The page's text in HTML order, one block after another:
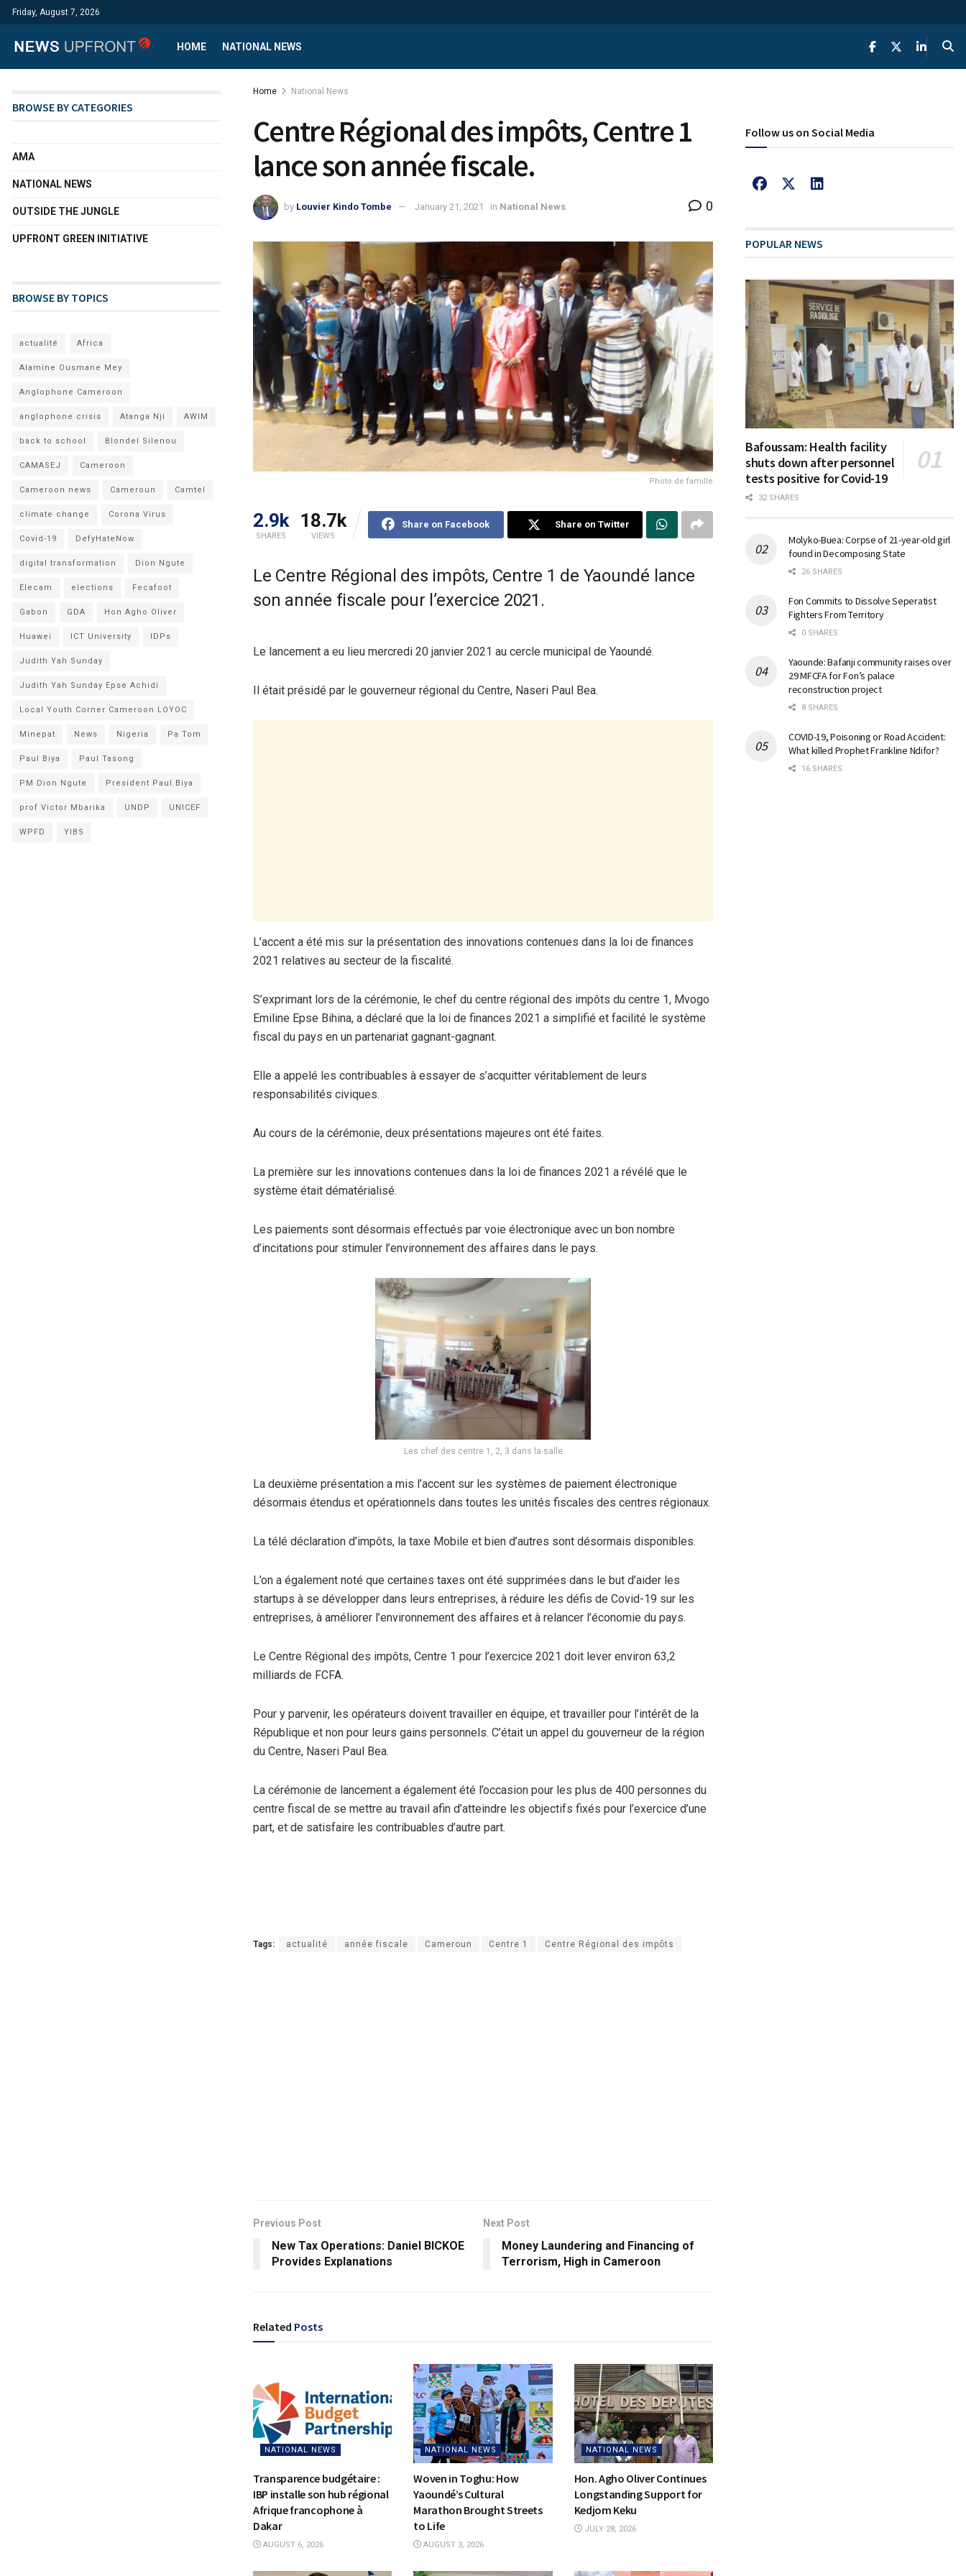
Friday, August 7, 2026
HOME NATIONAL NEWS
Home National News
Centre Régional des impôts, Centre 1
lance son année fiscale.
by Louvier Kindo Tombe January 21, 2021 in National News 0
Photo de famille
2.9k
SHARES
18.7k
VIEWS
Share on Facebook Share on Twitter
Le Centre Régional des impôts, Centre 1 de Yaoundé lance
son année fiscale pour l’exercice 2021.
Le lancement a eu lieu mercredi 20 janvier 2021 au cercle municipal de Yaoundé.
Il était présidé par le gouverneur régional du Centre, Naseri Paul Bea.
L’accent a été mis sur la présentation des innovations contenues dans la loi de finances
2021 relatives au secteur de la fiscalité.
S’exprimant lors de la cérémonie, le chef du centre régional des impôts du centre 1, Mvogo
Emiline Epse Bihina, a déclaré que la loi de finances 2021 a simplifié et facilité le système
fiscal du pays en un partenariat gagnant-gagnant.
Elle a appelé les contribuables à essayer de s’acquitter véritablement de leurs
responsabilités civiques.
Au cours de la cérémonie, deux présentations majeures ont été faites.
La première sur les innovations contenues dans la loi de finances 2021 a révélé que le
système était dématérialisé.
Les paiements sont désormais effectués par voie électronique avec un bon nombre
d’incitations pour stimuler l’environnement des affaires dans le pays.
Les chef des centre 1, 2, 3 dans la salle
La deuxième présentation a mis l’accent sur les systèmes de paiement électronique
désormais étendus et opérationnels dans toutes les unités fiscales des centres régionaux.
La télé déclaration d’impôts, la taxe Mobile et bien d’autres sont désormais disponibles.
L’on a également noté que certaines taxes ont été supprimées dans le but d’aider les
startups à se développer dans leurs entreprises, à réduire les défis de Covid-19 sur les
entreprises, à améliorer l’environnement des affaires et à relancer l’économie du pays.
Le Centre Régional des impôts, Centre 1 pour l’exercice 2021 doit lever environ 63,2
milliards de FCFA.
Pour y parvenir, les opérateurs doivent travailler en équipe, et travailler pour l’intérêt de la
République et non pour leurs gains personnels. C’était un appel du gouverneur de la région
du Centre, Naseri Paul Bea.
La cérémonie de lancement a également été l’occasion pour les plus de 400 personnes du
centre fiscal de se mettre au travail afin d’atteindre les objectifs fixés pour l’exercice d’une
part, et de satisfaire les contribuables d’autre part.
Tags: actualité année fiscale Cameroun Centre 1 Centre Régional des impôts
Previous Post
New Tax Operations: Daniel BICKOE
Provides Explanations
Next Post
Money Laundering and Financing of
Terrorism, High in Cameroon
Related Posts
NATIONAL NEWS
Transparence budgétaire :
IBP installe son hub régional
Afrique francophone à
Dakar
AUGUST 6, 2026
NATIONAL NEWS
Woven in Toghu: How
Yaoundé’s Cultural
Marathon Brought Streets
to Life
AUGUST 3, 2026
NATIONAL NEWS
Hon. Agho Oliver Continues
Longstanding Support for
Kedjom Keku
JULY 28, 2026
BROWSE BY CATEGORIES
AMA
NATIONAL NEWS
OUTSIDE THE JUNGLE
UPFRONT GREEN INITIATIVE
BROWSE BY TOPICS
actualité Africa
Alamine Ousmane Mey
Anglophone Cameroon
anglophone crisis Atanga Nji AWIM
back to school Blondel Silenou
CAMASEJ Cameroon
Cameroon news Cameroun Camtel
climate change Corona Virus
Covid-19 DefyHateNow
digital transformation Dion Ngute
Elecam elections Fecafoot
Gabon GDA Hon Agho Oliver
Huawei ICT University IDPs
Judith Yah Sunday
Judith Yah Sunday Epse Achidi
Local Youth Corner Cameroon LOYOC
Minepat News Nigeria Pa Tom
Paul Biya Paul Tasong
PM Dion Ngute President Paul Biya
prof Victor Mbarika UNDP UNICEF
WPFD YIBS
Follow us on Social Media
POPULAR NEWS
Bafoussam: Health facility
shuts down after personnel
tests positive for Covid-19
32 SHARES
Molyko-Buea: Corpse of 21-year-old girl
found in Decomposing State
26 SHARES
Fon Commits to Dissolve Seperatist
Fighters From Territory
0 SHARES
Yaounde: Bafanji community raises over
29 MFCFA for Fon’s palace
reconstruction project
8 SHARES
COVID-19, Poisoning or Road Accident:
What killed Prophet Frankline Ndifor?
16 SHARES